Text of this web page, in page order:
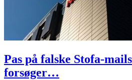
Pas på falske Stofa-
forsøger…